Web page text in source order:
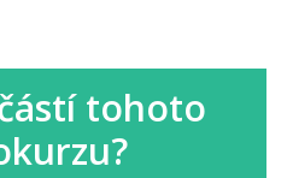
tohoto